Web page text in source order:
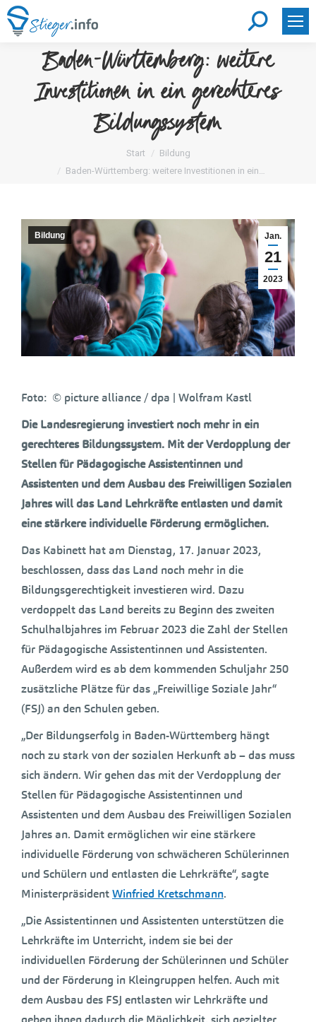
Search:
Baden-Württemberg: weitere
Investitionen in ein gerechteres
Bildungssystem
Sie befinden sich hier:Start
Bildung
Baden-Württemberg: weitere Investitionen in ein…
Jan.
21
2023
Bildung
Foto: © picture alliance / dpa | Wolfram Kastl
Die Landesregierung investiert noch mehr in ein
gerechteres Bildungssystem. Mit der Verdopplung der
Stellen für Pädagogische Assistentinnen und
Assistenten und dem Ausbau des Freiwilligen Sozialen
Jahres will das Land Lehrkräfte entlasten und damit
eine stärkere individuelle Förderung ermöglichen.
Das Kabinett hat am Dienstag, 17. Januar 2023,
beschlossen, dass das Land noch mehr in die
Bildungsgerechtigkeit investieren wird. Dazu
verdoppelt das Land bereits zu Beginn des zweiten
Schulhalbjahres im Februar 2023 die Zahl der Stellen
für Pädagogische Assistentinnen und Assistenten.
Außerdem wird es ab dem kommenden Schuljahr 250
zusätzliche Plätze für das „Freiwillige Soziale Jahr“
(FSJ) an den Schulen geben.
„Der Bildungserfolg in Baden-Württemberg hängt
noch zu stark von der sozialen Herkunft ab – das muss
sich ändern. Wir gehen das mit der Verdopplung der
Stellen für Pädagogische Assistentinnen und
Assistenten und dem Ausbau des Freiwilligen Sozialen
Jahres an. Damit ermöglichen wir eine stärkere
individuelle Förderung von schwächeren Schülerinnen
und Schülern und entlasten die Lehrkräfte“, sagte
MinisterpräsidentWinfried Kretschmann.
„Die Assistentinnen und Assistenten unterstützen die
Lehrkräfte im Unterricht, indem sie bei der
individuellen Förderung der Schülerinnen und Schüler
und der Förderung in Kleingruppen helfen. Auch mit
dem Ausbau des FSJ entlasten wir Lehrkräfte und